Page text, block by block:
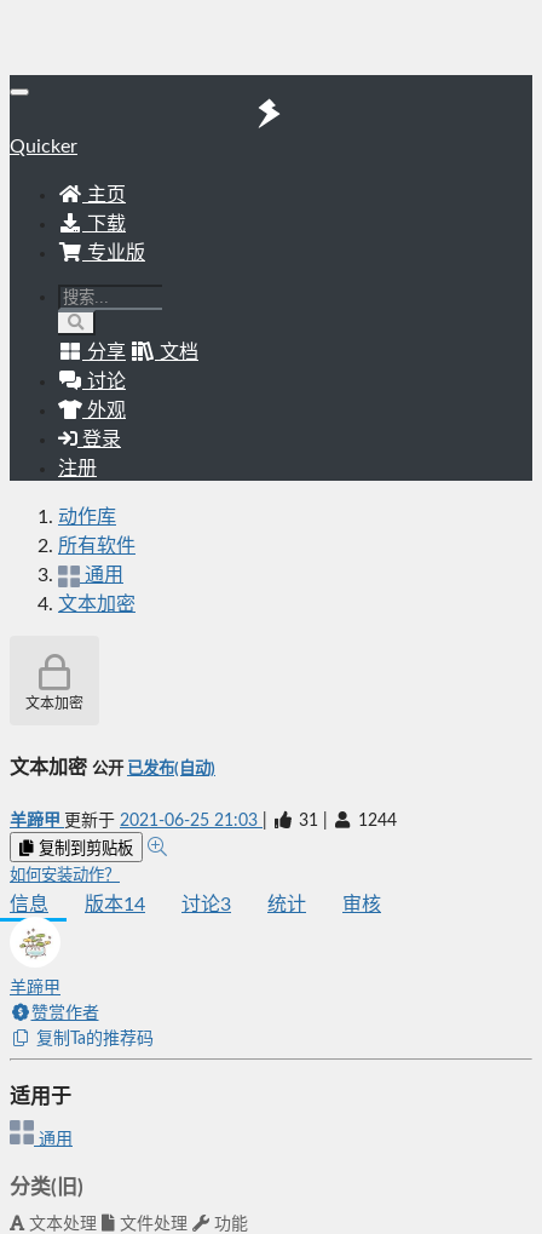
Quicker
主页
下载
专业版
分享
文档
讨论
外观
登录
注册
动作库
所有软件
通用
文本加密
文本加密
文本加密 公开 已发布(自动)
羊蹄甲 更新于 2021-06-25 21:03 31 1244
复制到剪贴板
如何安装动作？
信息 版本14 讨论3 统计 审核
羊蹄甲
赞赏作者
复制Ta的推荐码
适用于
通用
分类(旧)
文本处理 文件处理 功能